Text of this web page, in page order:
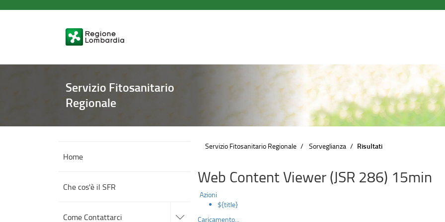
Risultati
Servizio Fitosanitario
Regionale
Home
Che cos'è il SFR
Come Contattarci alle
Servizio Fitosanitario Regionale Sorveglianza Risultati
Web Content Viewer (JSR 286) 15min
Azioni
${title}
Caricamento...